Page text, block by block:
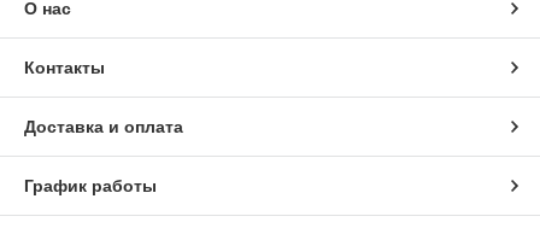
О нас
Контакты
Доставка и оплата
График работы